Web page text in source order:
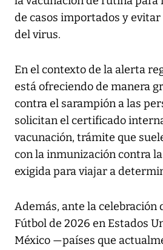
de casos importados y
del virus.
En el contexto de la alerta
está ofreciendo de manera
contra el sarampión a las
solicitan el certificado
vacunación, trámite que
con la inmunización contra
exigida para viajar a
Además, ante la celebración
Fútbol de 2026 en Estados
México —países que